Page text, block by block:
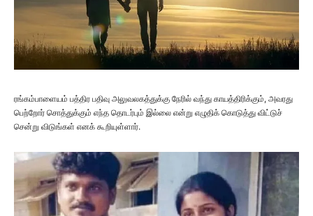
ரங்கம்பாளையம் பத்திர பதிவு அலுவலகத்துக்கு நேரில் வந்து காயத்திரிக்கும், அவரது
பெற்றோர் சொத்துக்கும் எந்த தொடர்பும் இல்லை என்று எழுதிக் கொடுத்து விட்டுச்
சென்று விடுங்கள் எனக் கூறியுள்ளார்.